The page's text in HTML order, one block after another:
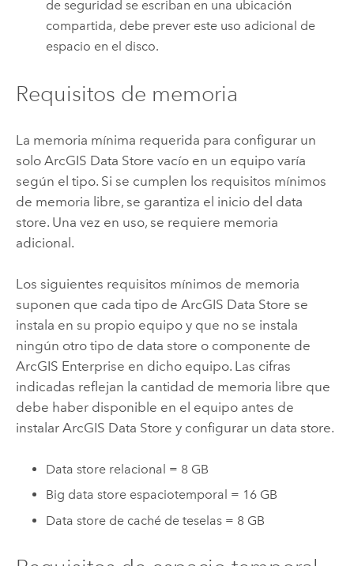
de seguridad se escriban en una ubicación
compartida, debe prever este uso adicional de
espacio en el disco.
Requisitos de memoria
La memoria mínima requerida para configurar un
solo ArcGIS Data Store vacío en un equipo varía
según el tipo. Si se cumplen los requisitos mínimos
de memoria libre, se garantiza el inicio del data
store. Una vez en uso, se requiere memoria
adicional.
Los siguientes requisitos mínimos de memoria
suponen que cada tipo de ArcGIS Data Store se
instala en su propio equipo y que no se instala
ningún otro tipo de data store o componente de
ArcGIS Enterprise en dicho equipo. Las cifras
indicadas reflejan la cantidad de memoria libre que
debe haber disponible en el equipo antes de
instalar ArcGIS Data Store y configurar un data store.
Data store relacional = 8 GB
Big data store espaciotemporal = 16 GB
Data store de caché de teselas = 8 GB